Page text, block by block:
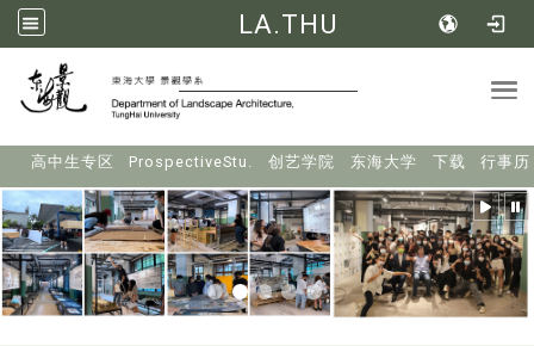
LA.THU
高中生专区 ProspectiveStu. 创艺学院 东海大学 下载 行事历